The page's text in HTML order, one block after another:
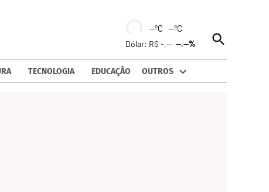
--ºC --ºC
Dólar: R$ -,----.--%
Open
Search
TECNOLOGIA EDUCAÇÃO OUTROS